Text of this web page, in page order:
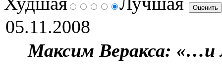
05.11.2008
Максим Веракса: «…и